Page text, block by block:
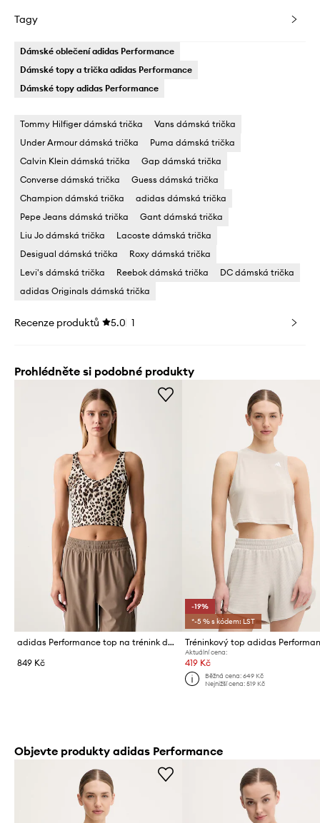
Tagy
Dámské oblečení adidas Performance
Dámské topy a trička adidas Performance
Dámské topy adidas Performance
Tommy Hilfiger dámská trička
Vans dámská trička
Under Armour dámská trička
Puma dámská trička
Calvin Klein dámská trička
Gap dámská trička
Converse dámská trička
Guess dámská trička
Champion dámská trička
adidas dámská trička
Pepe Jeans dámská trička
Gant dámská trička
Liu Jo dámská trička
Lacoste dámská trička
Desigual dámská trička
Roxy dámská trička
Levi's dámská trička
Reebok dámská trička
DC dámská trička
adidas Originals dámská trička
Recenze produktů 5.0 1
Prohlédněte si podobné produkty
adidas Performance top na trénink dámský Essentials
849 Kč
-19%
*-5 % s kódem: LST
Aktuální cena:
419 Kč
Běžná cena: 649 Kč
Nejnižší cena: 519 Kč
Objevte produkty adidas Performance